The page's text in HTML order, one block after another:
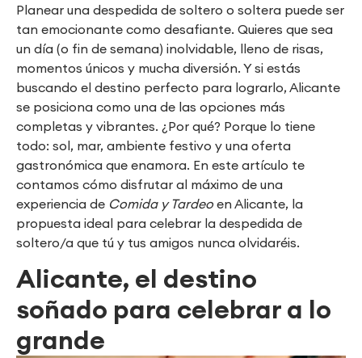
Planear una despedida de soltero o soltera puede ser
tan emocionante como desafiante. Quieres que sea
un día (o fin de semana) inolvidable, lleno de risas,
momentos únicos y mucha diversión. Y si estás
buscando el destino perfecto para lograrlo, Alicante
se posiciona como una de las opciones más
completas y vibrantes. ¿Por qué? Porque lo tiene
todo: sol, mar, ambiente festivo y una oferta
gastronómica que enamora. En este artículo te
contamos cómo disfrutar al máximo de una
experiencia de Comida y Tardeoen Alicante, la
propuesta ideal para celebrar la despedida de
soltero/a que tú y tus amigos nunca olvidaréis.
Alicante, el destino
soñado para celebrar a lo
grande